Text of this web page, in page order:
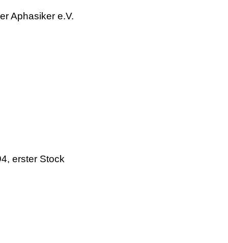
Aphasiker e.V.
erster Stock